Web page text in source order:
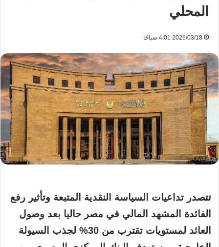
المحلي
2026/03/18 4:01 صباحًا
تتصدر تداعيات السياسة النقدية المتبعة وتأثير رفع
الفائدة المشهد المالي في مصر حاليا بعد وصول
العائد لمستويات تقترب من 30% لجذب السيولة